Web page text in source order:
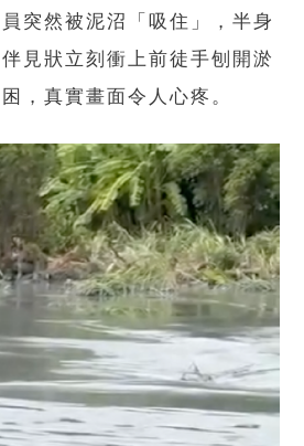
突然被泥沼「吸住」，半身
見狀立刻衝上前徒手刨開淤
，真實畫面令人心疼。